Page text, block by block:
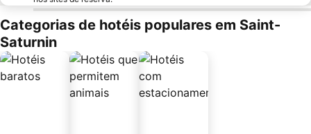
Categorias de hotéis populares em Saint-
Saturnin